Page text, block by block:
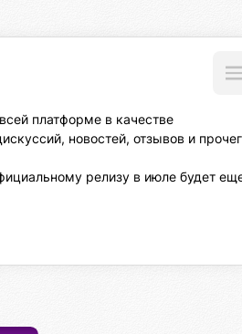
платформе в качестве
новостей, отзывов и
релизу в июле будет